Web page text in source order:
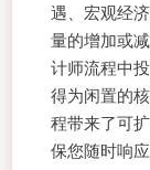
遇、宏观经
量的增加或
计师流程中
得为闲置的
程带来了可
保您随时响应